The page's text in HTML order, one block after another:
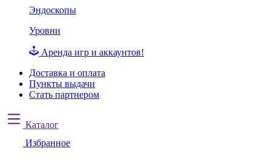
Эндоскопы
Уровни
Аренда игр и аккаунтов!
Доставка и оплата
Пункты выдачи
Стать партнером
Каталог
Избранное